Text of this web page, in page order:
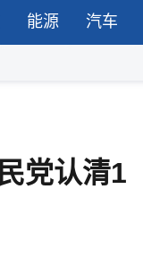
能源 汽车
党认清1